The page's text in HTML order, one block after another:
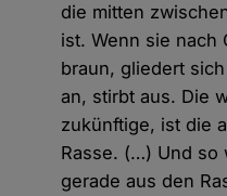
die mitten
ist. Wenn sie nach
braun, gliedert
an, stirbt aus. Die
zukünftige, ist die
Rasse. (…) Und so
gerade aus den